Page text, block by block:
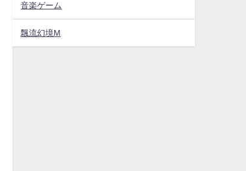
音楽ゲーム
飄流幻境M